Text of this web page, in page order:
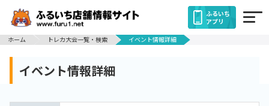
ふるいち
アプリ
ホーム
トレカ大会一覧・検索 イベント情報詳細
イベント情報詳細